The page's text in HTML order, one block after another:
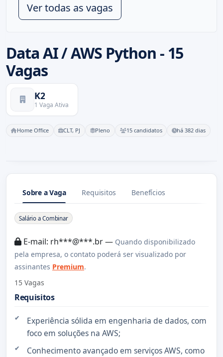
Data AI / AWS Python - 15
Vagas
K2
1 Vaga Ativa
Home Office CLT, PJ Pleno 15 candidatos há 382 dias
Ver todas as vagas
Sobre a Vaga Requisitos Benefícios
Sobre a Vaga
Salário a Combinar
E-mail: rh***@***.br — Quando disponibilizado
pela empresa, o contato poderá ser visualizado por
assinantes Premium.
15 Vagas
Requisitos
Experiência sólida em engenharia de dados, com
foco em soluções na AWS;
Conhecimento avançado em serviços AWS, como